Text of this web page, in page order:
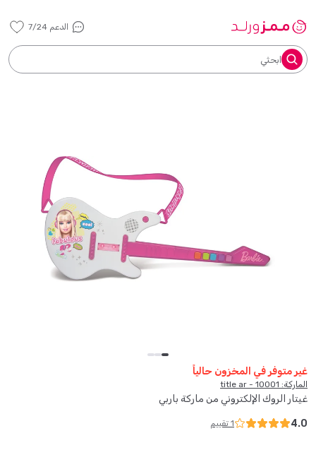
الدعم 7/24
ابحثي
غير متوفر في المخزون حالياً
الماركة: 10001 - title ar
غيتار الروك الإلكتروني من ماركة باربي
4.0
1 تقييم